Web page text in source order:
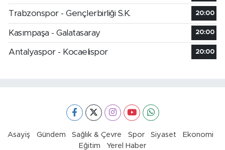
Trabzonspor - Gençlerbirliği S.K. 20:00
Kasımpaşa - Galatasaray 20:00
Antalyaspor - Kocaelispor 20:00
Asayiş Gündem Sağlık & Çevre Spor Siyaset
Ekonomi
Eğitim
Yerel Haber